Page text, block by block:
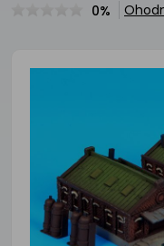
0%